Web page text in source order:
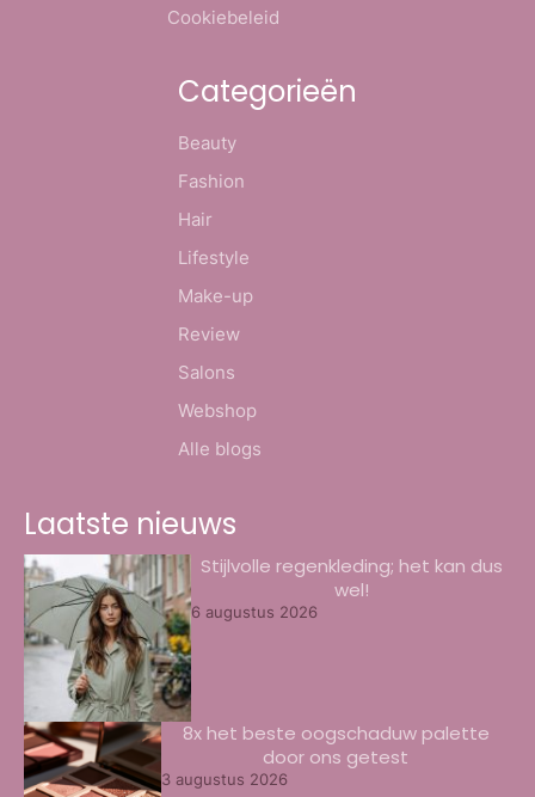
Cookiebeleid
Categorieën
Beauty
Fashion
Hair
Lifestyle
Make-up
Review
Salons
Webshop
Alle blogs
Laatste nieuws
Stijlvolle regenkleding; het kan dus
wel!
6 augustus 2026
8x het beste oogschaduw palette
door ons getest
3 augustus 2026